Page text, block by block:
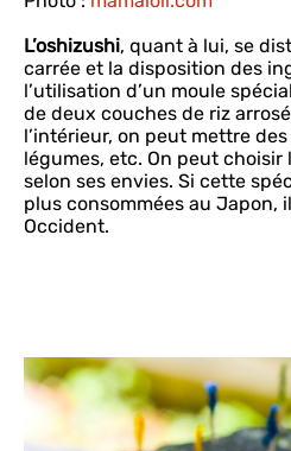
L’oshizushi, quant à lui, se
carrée et la disposition des
l’utilisation d’un moule
de deux couches de riz
l’intérieur, on peut mettre
légumes, etc. On peut
selon ses envies. Si cette
plus consommées au Japon,
Occident.